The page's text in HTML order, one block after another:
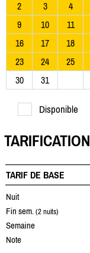
2
3 4
9
10 11
16
17 18
23
24 25
30
31
Disponible
TARIFICATION
TARIF DE BASE
Nuit
Fin sem. (2 nuits)
Semaine
Note